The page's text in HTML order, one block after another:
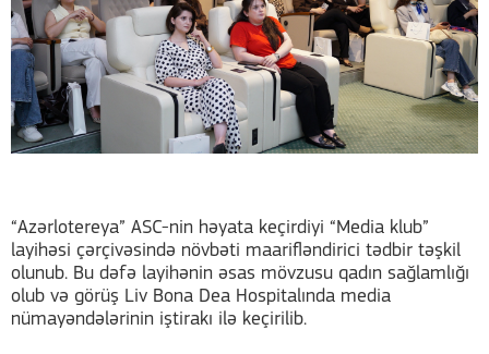
“Azərlotereya” ASC-nin həyata keçirdiyi “Media klub”
layihəsi çərçivəsində növbəti maarifləndirici tədbir təşkil
olunub. Bu dəfə layihənin əsas mövzusu qadın sağlamlığı
olub və görüş Liv Bona Dea Hospitalında media
nümayəndələrinin iştirakı ilə keçirilib.